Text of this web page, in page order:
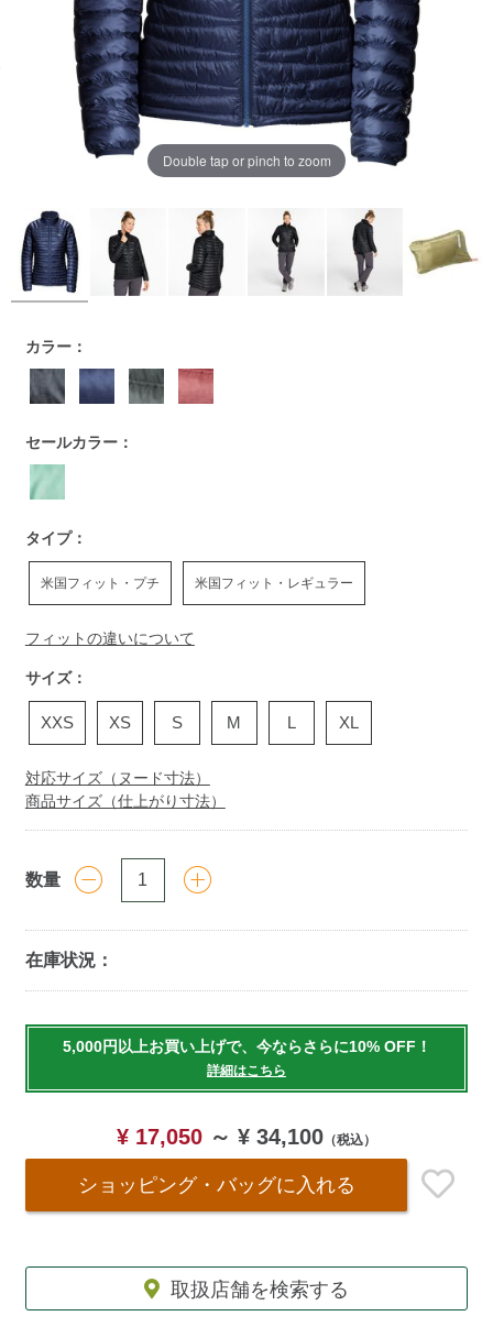
Double tap or pinch to zoom
https://www.llbean.co.jp/womens/outer/down/g/
カラー：
セールカラー：
タイプ：
米国フィット・プチ 米国フィット・レギュラー
フィットの違いについて
サイズ：
XXS XS S M L XL
対応サイズ（ヌード寸法）
商品サイズ（仕上がり寸法）
数量
在庫状況：
to
5,000円以上お買い上げで、今ならさらに10% OFF！
詳細はこちら
¥ 17,050 ～ ¥ 34,100 （税込）
ショッピング・バッグに入れる
取扱店舗を検索する